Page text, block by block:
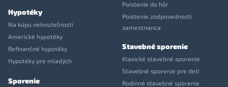
Hypotéky
Na kúpu nehnuteľnosti
Americké hypotéky
Refinančné hypotéky
Hypotéky pre mladých
Sporenie
Poistenie do hôr
Poistenie zodpovednosti
zamestnanca
Stavebné sporenie
Klasické stavebné sporenie
Stavebné sporenie pre deti
Rodinné stavebné sporenie